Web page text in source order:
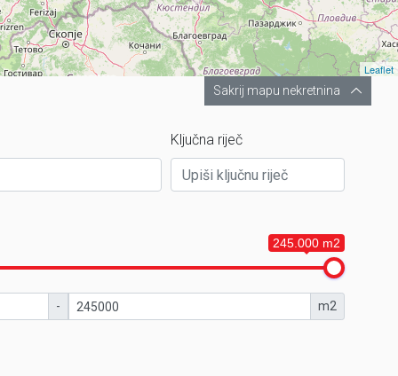
Leaflet
Sakrij mapu nekretnina
Ključna riječ
245.000 m2
- m2